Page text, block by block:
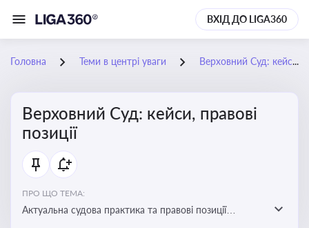
ВХІД ДО LIGA360
Головна Теми в центрі уваги Верховний Суд: кейси, правові позиції
Верховний Суд: кейси, правові
позиції
ПРО ЩО ТЕМА:
Актуальна судова практика та правові позиції